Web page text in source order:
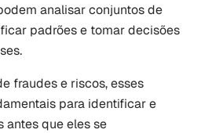
analisar conjuntos de
padrões e tomar decisões
fraudes e riscos, esses
para identificar e
que eles se